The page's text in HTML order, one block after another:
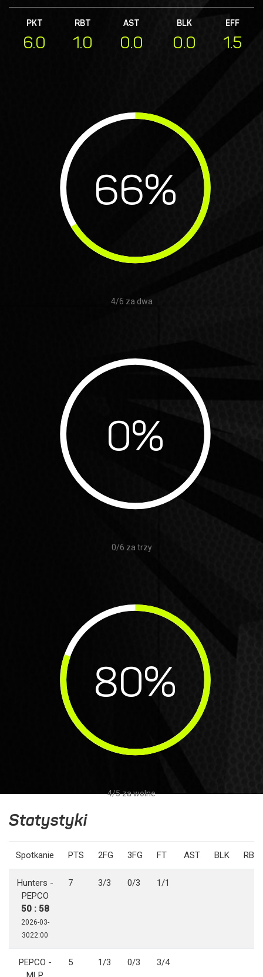
PKT RBT AST BLK EFF
6.0 1.0 0.0 0.0 1.5
4/6 za dwa
66%
0/6 za trzy
0%
4/5 za wolne
80%
Statystyki
Spotkanie PTS 2FG 3FG FT AST BLK RBO
Hunters -
PEPCO
50 : 58
2026-03-
3022:00
7 3/3 0/3 1/1
PEPCO -
5 1/3 0/3 3/4